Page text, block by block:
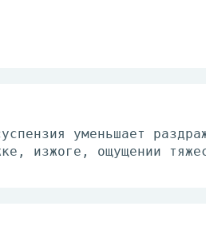
уменьшает
изжоге, ощущении